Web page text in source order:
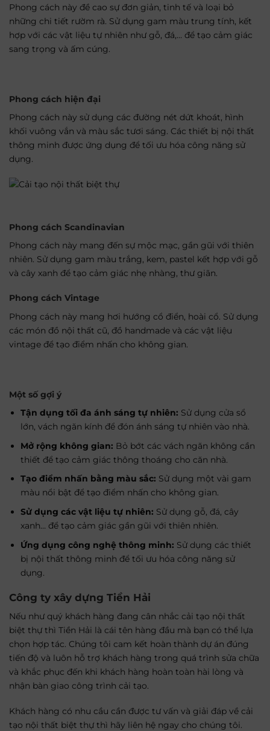
Phong cách này đề cao sự đơn giản, tinh tế và loại bỏ
những chi tiết rườm rà. Sử dụng gam màu trung tính, kết
hợp với các vật liệu tự nhiên như gỗ, đá,… để tạo cảm giác
sang trọng và ấm cúng.
Phong cách hiện đại
Phong cách này sử dụng các đường nét dứt khoát, hình
khối vuông vắn và màu sắc tươi sáng. Các thiết bị nội thất
thông minh được ứng dụng để tối ưu hóa công năng sử
dụng.
Phong cách Scandinavian
Phong cách này mang đến sự mộc mạc, gần gũi với thiên
nhiên. Sử dụng gam màu trắng, kem, pastel kết hợp với gỗ
và cây xanh để tạo cảm giác nhẹ nhàng, thư giãn.
Phong cách Vintage
Phong cách này mang hơi hướng cổ điển, hoài cổ. Sử dụng
các món đồ nội thất cũ, đồ handmade và các vật liệu
vintage để tạo điểm nhấn cho không gian.
Một số gợi ý
Tận dụng tối đa ánh sáng tự nhiên: Sử dụng cửa sổ
lớn, vách ngăn kính để đón ánh sáng tự nhiên vào nhà.
Mở rộng không gian: Bỏ bớt các vách ngăn không cần
thiết để tạo cảm giác thông thoáng cho căn nhà.
Tạo điểm nhấn bằng màu sắc: Sử dụng một vài gam
màu nổi bật để tạo điểm nhấn cho không gian.
Sử dụng các vật liệu tự nhiên: Sử dụng gỗ, đá, cây
xanh… để tạo cảm giác gần gũi với thiên nhiên.
Ứng dụng công nghệ thông minh: Sử dụng các thiết
bị nội thất thông minh để tối ưu hóa công năng sử
dụng.
Công ty xây dựng Tiền Hải
Nếu như quý khách hàng đang cân nhắc cải tạo nội thất
biệt thự thì Tiền Hải là cái tên hàng đầu mà bạn có thể lựa
chọn hợp tác. Chúng tôi cam kết hoàn thành dự án đúng
tiến độ và luôn hỗ trợ khách hàng trong quá trình sửa chữa
và khắc phục đến khi khách hàng hoàn toàn hài lòng và
nhận bàn giao công trình cải tạo.
Khách hàng có nhu cầu cần được tư vấn và giải đáp về cải
tạo nội thất biệt thự thì hãy liên hệ ngay cho chúng tôi.